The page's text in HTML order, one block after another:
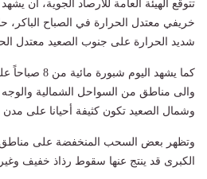
تتوقع الهيئة العامة للأرصاد الجوية، أن يشهد اليوم
خريفي معتدل الحرارة في الصباح الباكر،
شديد الحرارة على جنوب الصعيد معتدل
كما يشهد
والى مناطق من السواحل الشمالية والوجه
وشمال الصعيد تكون كثيفة أحيانا على مدن
وتظهر بعض السحب المنخفضة على مناطق
الكبرى قد ينتج عنها سقوط رذاذ خفيف